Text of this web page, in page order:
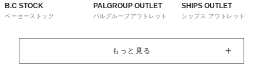
B.C STOCK
ベーセーストック
PALGROUP OUTLET
パルグループアウトレット
SHIPS OUTLET
シップス アウトレット
もっと見る